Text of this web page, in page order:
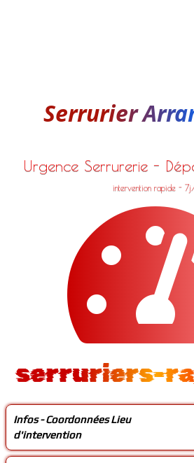
Serrurier
Urgence Serrurerie -
intervention rapide -
serruriers-
Infos - Coordonnées Lieu
d'intervention